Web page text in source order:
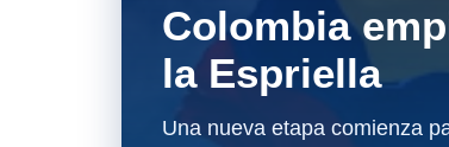
Colombia
la Espriella
Una nueva etapa comienza